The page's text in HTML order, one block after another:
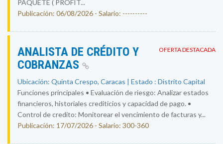
PAQUETE ( PROFIT...
Publicación: 06/08/2026 - Salario: ----------
OFERTA DESTACADA
ANALISTA DE CRÉDITO Y
COBRANZAS
Ubicación: Quinta Crespo, Caracas | Estado : Distrito Capital
Funciones principales • Evaluación de riesgo: Analizar estados
financieros, historiales crediticios y capacidad de pago. •
Control de credito: Monitorear el vencimiento de facturas y...
Publicación: 17/07/2026 - Salario: 300-360